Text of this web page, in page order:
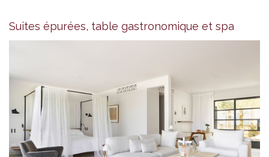
Suites épurées, table gastronomique et spa